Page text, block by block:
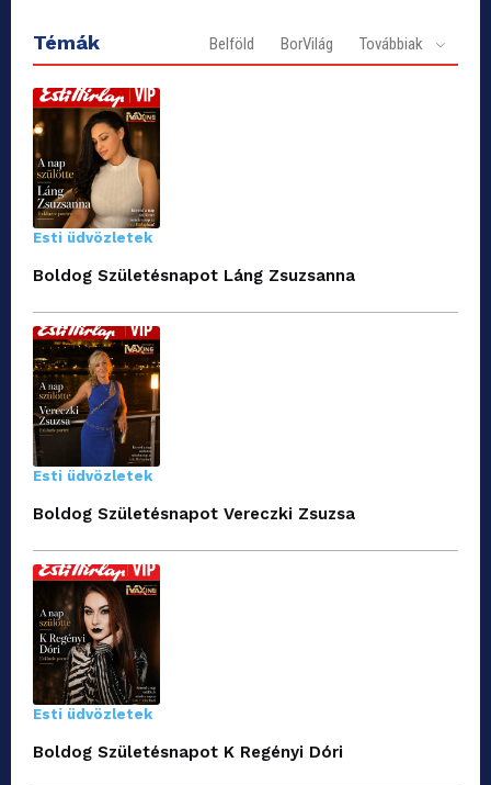
Témák Belföld BorVilág Továbbiak
Esti üdvözletek
Boldog Születésnapot Láng Zsuzsanna
Esti üdvözletek
Boldog Születésnapot Vereczki Zsuzsa
Esti üdvözletek
Boldog Születésnapot K Regényi Dóri